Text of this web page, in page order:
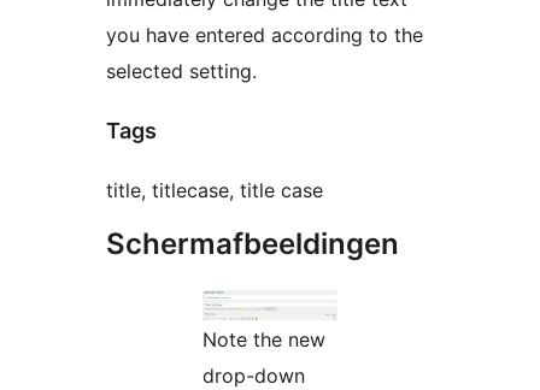
you have entered according to the
selected setting.
Tags
title, titlecase, title case
Schermafbeeldingen
Note the new
drop-down